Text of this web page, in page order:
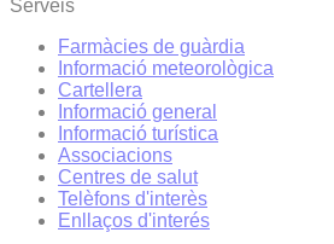
Serveis
Farmàcies de guàrdia
Informació meteorològica
Cartellera
Informació general
Informació turística
Associacions
Centres de salut
Telèfons d'interès
Enllaços d'interés